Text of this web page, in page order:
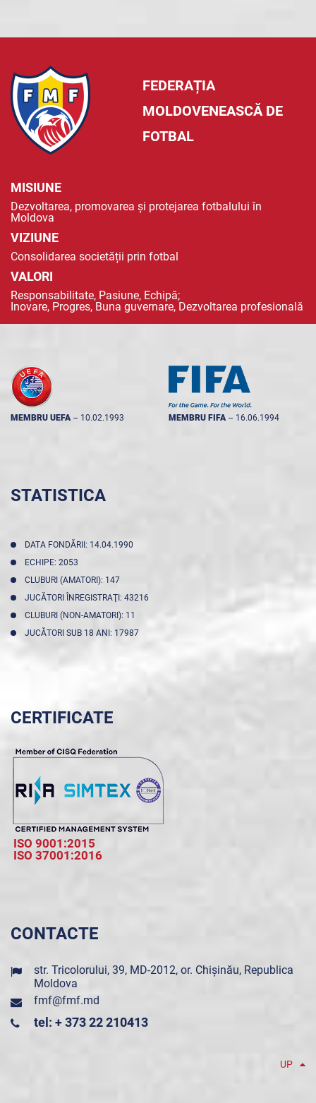
FEDERAȚIA
MOLDOVENEASCĂ DE
FOTBAL
MISIUNE
Dezvoltarea, promovarea și protejarea fotbalului în
Moldova
VIZIUNE
Consolidarea societății prin fotbal
VALORI
Responsabilitate, Pasiune, Echipă;
Inovare, Progres, Buna guvernare, Dezvoltarea profesională
MEMBRU UEFA -- 10.02.1993 MEMBRU FIFA -- 16.06.1994
STATISTICA
DATA FONDĂRII: 14.04.1990
ECHIPE: 2053
CLUBURI (AMATORI): 147
JUCĂTORI ÎNREGISTRAŢI: 43216
CLUBURI (NON-AMATORI): 11
JUCĂTORI SUB 18 ANI: 17987
CERTIFICATE
ISO 9001:2015
ISO 37001:2016
CONTACTE
str. Tricolorului, 39, MD-2012, or. Chișinău, Republica
Moldova
fmf@fmf.md
tel: + 373 22 210413
UP